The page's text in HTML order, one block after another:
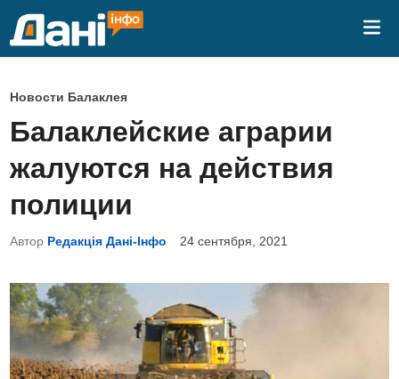
О
п
у
б
л
и
к
в
а
о
Новости Балаклея
Балаклейские аграрии
жалуются на действия
полиции
Автор Редакція Дані-Інфо 24 сентября, 2021